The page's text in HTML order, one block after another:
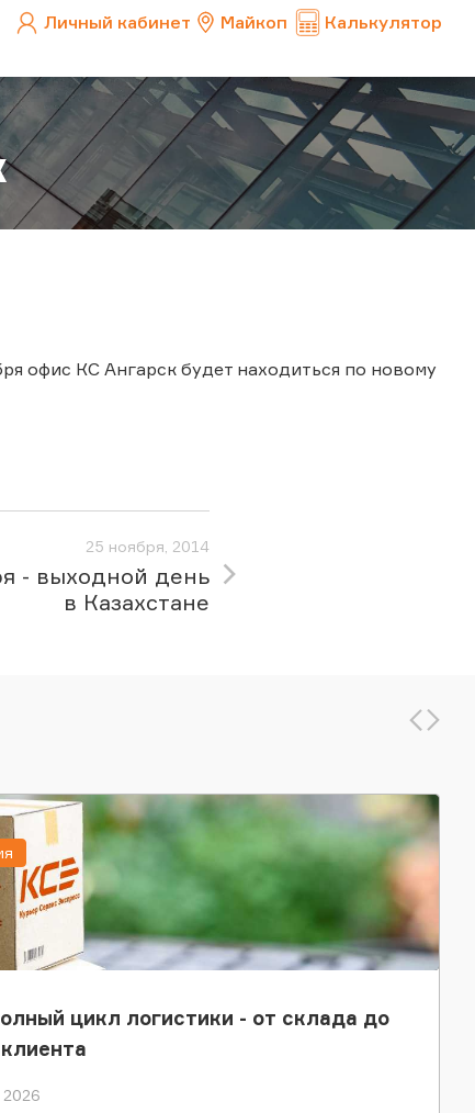
Личный кабинет Майкоп Калькулятор
офис КС Ангарск будет находиться по новому
25 ноября, 2014
- выходной день
в Казахстане
цикл логистики - от склада до